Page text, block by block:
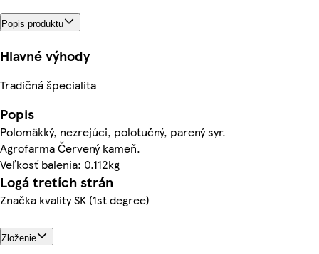
Popis produktu
Hlavné výhody
Tradičná špecialita
Popis
Polomäkký, nezrejúci, polotučný, parený syr.
Agrofarma Červený kameň.
Veľkosť balenia: 0.112kg
Logá tretích strán
Značka kvality SK (1st degree)
Zloženie